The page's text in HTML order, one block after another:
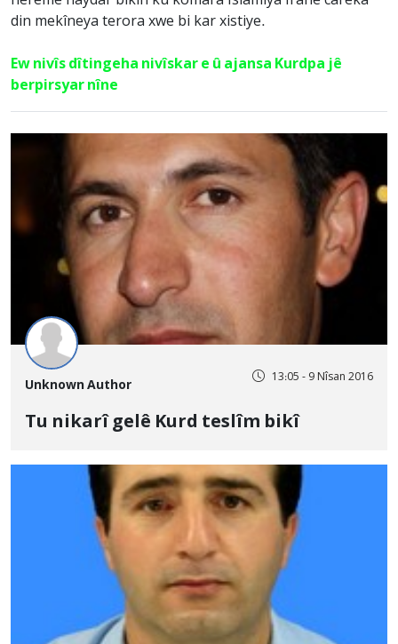
din mekîneya terora xwe bi kar xistiye.
Ew nivîs dîtingeha nivîskar e û ajansa Kurdpa jê
berpirsyar nîne
Unknown Author
13:05 - 9 Nîsan 2016
Tu nikarî gelê Kurd teslîm bikî